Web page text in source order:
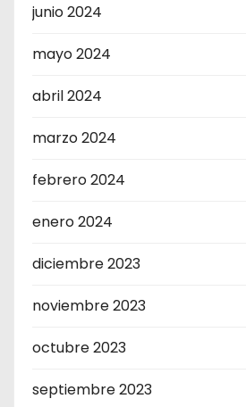
junio 2024
mayo 2024
abril 2024
marzo 2024
febrero 2024
enero 2024
diciembre 2023
noviembre 2023
octubre 2023
septiembre 2023